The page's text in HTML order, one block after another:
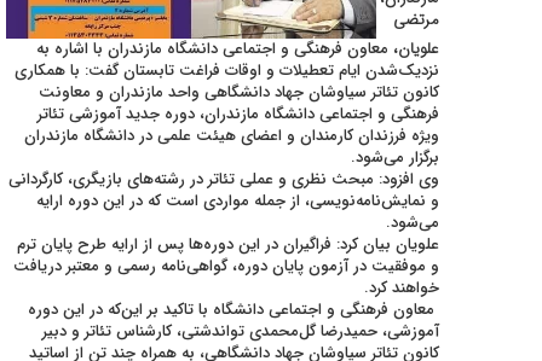
مرتضی
علویان، معاون فرهنگی و اجتماعی دانشگاه مازندران با اشاره به
نزدیک‌شدن ایام تعطیلات و اوقات فراغت تابستان گفت: با همکاری
کانون تئاتر سیاوشان جهاد دانشگاهی واحد مازندران و معاونت
فرهنگی و اجتماعی دانشگاه مازندران، دوره جدید آموزشی تئاتر
ویژه فرزندان کارمندان و اعضای هیئت علمی در دانشگاه مازندران
برگزار می‌شود.
وی افزود: مبحث نظری و عملی تئاتر در رشته‌های بازیگری، کارگردانی
و نمایش‌نامه‌نویسی، از جمله مواردی است که در این دوره ارایه
می‌شود.
علویان بیان کرد: فراگیران در این دوره‌ها پس از ارایه طرح پایان ترم
و موفقیت در آزمون پایان دوره، گواهی‌نامه رسمی و معتبر دریافت
خواهند کرد.
معاون فرهنگی و اجتماعی دانشگاه با تاکید بر این‌که در این دوره
آموزشی، حمیدرضا گل‌محمدی تواندشتی، کارشناس تئاتر و دبیر
کانون تئاتر سیاوشان جهاد دانشگاهی، به همراه چند تن از اساتید